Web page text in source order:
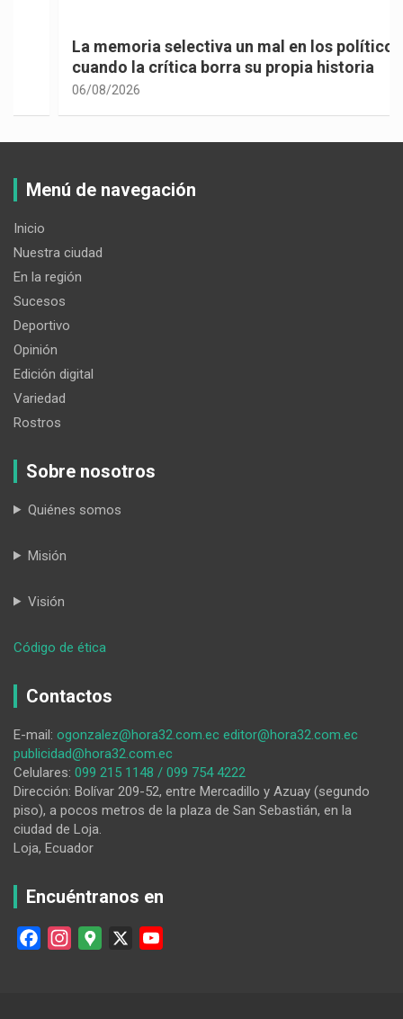
La memoria selectiva un mal en los políticos,
cuando la crítica borra su propia historia
06/08/2026
Menú de navegación
Inicio
Nuestra ciudad
En la región
Sucesos
Deportivo
Opinión
Edición digital
Variedad
Rostros
Sobre nosotros
Quiénes somos
Misión
Visión
Código de ética
se
para
el
Nacional
de
Karate
Contactos
E-mail: ogonzalez@hora32.com.ec editor@hora32.com.ec
publicidad@hora32.com.ec
Celulares: 099 215 1148 / 099 754 4222
Dirección: Bolívar 209-52, entre Mercadillo y Azuay (segundo
piso), a pocos metros de la plaza de San Sebastián, en la
ciudad de Loja.
Loja, Ecuador
Encuéntranos en